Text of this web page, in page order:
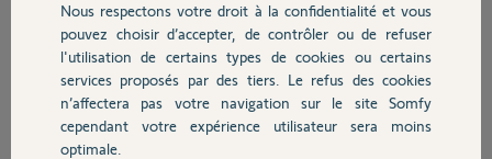
Chauffage
Autres produits
navigateur à la config de ma centrale.
Le cable RJ45 est bien connecté à ma centrale
Je suis plus que dans le brouillard.
Pouvez-vous m'aider ?
alarme 636231
Merci,
Nous respectons votre droit à la confidentialité et vous
pouvez choisir d’accepter, de contrôler ou de refuser
l'utilisation de certains types de cookies ou certains
services proposés par des tiers. Le refus des cookies
n’affectera pas votre navigation sur le site Somfy
cependant votre expérience utilisateur sera moins
optimale.